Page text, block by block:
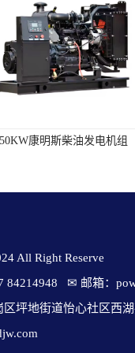
50KW康明斯柴油发电机组
All Right Reserve
✉ 邮箱：
区坪地街道怡心社区西